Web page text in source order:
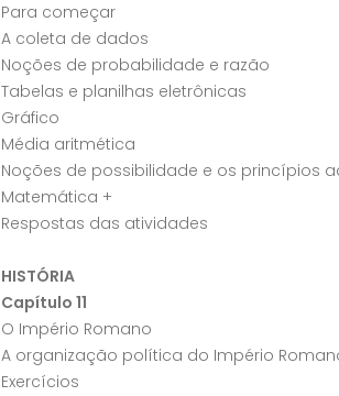
Para começar
A coleta de dados
Noções de probabilidade e razão
Tabelas e planilhas eletrônicas
Gráfico
Média aritmética
Noções de possibilidade e os princípios
Matemática +
Respostas das atividades
HISTÓRIA
Capítulo 11
O Império Romano
A organização política do Império
Exercícios